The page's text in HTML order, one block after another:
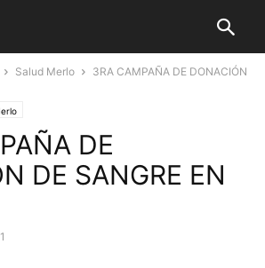
Salud Merlo
3RA CAMPAÑA DE DONACIÓN
DE
DE SANGRE EN